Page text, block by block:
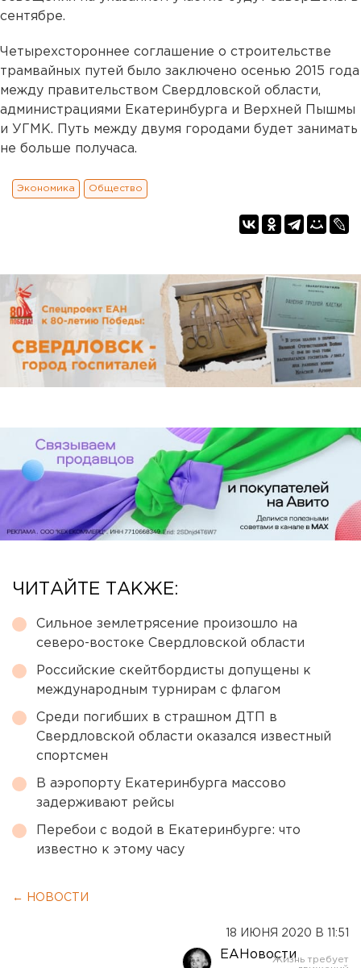
сентябре.
Четырехстороннее соглашение о строительстве
трамвайных путей было заключено осенью 2015 года
между правительством Свердловской области,
администрациями Екатеринбурга и Верхней Пышмы
и УГМК. Путь между двумя городами будет занимать
не больше получаса.
Экономика Общество
ЧИТАЙТЕ ТАКЖЕ:
Сильное землетрясение произошло на
северо-востоке Свердловской области
Российские скейтбордисты допущены к
международным турнирам с флагом
Среди погибших в страшном ДТП в
Свердловской области оказался известный
спортсмен
В аэропорту Екатеринбурга массово
задерживают рейсы
Перебои с водой в Екатеринбурге: что
известно к этому часу
← НОВОСТИ
18 ИЮНЯ 2020 В 11:51
ЕАНовости